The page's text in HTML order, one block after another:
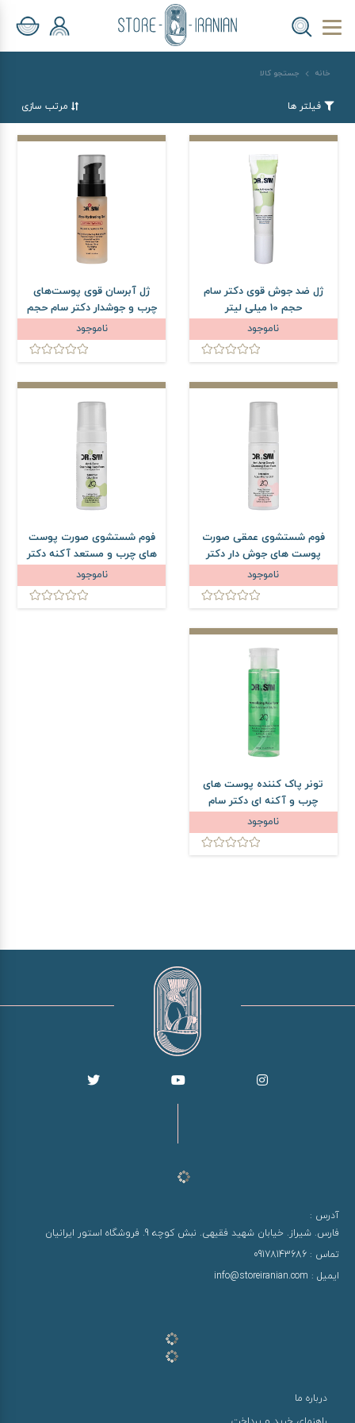
خانه جستجو کالا
فیلتر ها مرتب سازی
ژل ضد جوش قوی دکتر سام
حجم 10 میلی لیتر
ناموجود
ژل آبرسان قوی پوست‌های
چرب و جوشدار دکتر سام حجم
ناموجود
فوم شستشوی عمقی صورت
پوست های جوش دار دکتر
سام حجم 150 میلی لیترناموجود
فوم شستشوی صورت پوست
های چرب و مستعد آکنه دکتر
سام حجم 150 میلی لیترناموجود
تونر پاک کننده پوست های
چرب و آکنه ای دکتر سام
ناموجود
آدرس :
فارس. شیراز. خیابان شهید فقیهی. نبش کوچه 9. فروشگاه استور ایرانیان
تماس : 09178143686
ایمیل : info@storeiranian.com
درباره ما